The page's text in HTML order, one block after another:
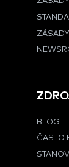
BLOG
ČASTO